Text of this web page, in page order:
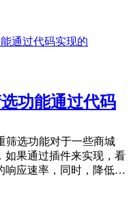
功能通过代码
筛选功能对于一些商城
如果通过插件来实现，看
响应速率，同时，降低了